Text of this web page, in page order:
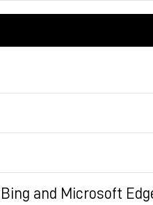
者非常友好，但对作
益，或许是有机会重
式是：在我订阅的范
比较常规吧，但交互
and Microsoft